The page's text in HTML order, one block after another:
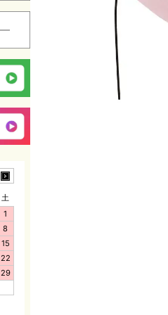
土
1
8
15
22
29